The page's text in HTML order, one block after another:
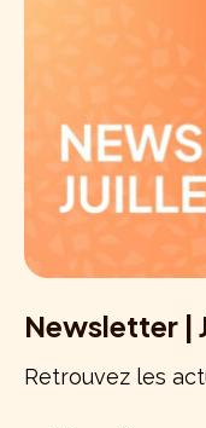
Newsletter |
Retrouvez les